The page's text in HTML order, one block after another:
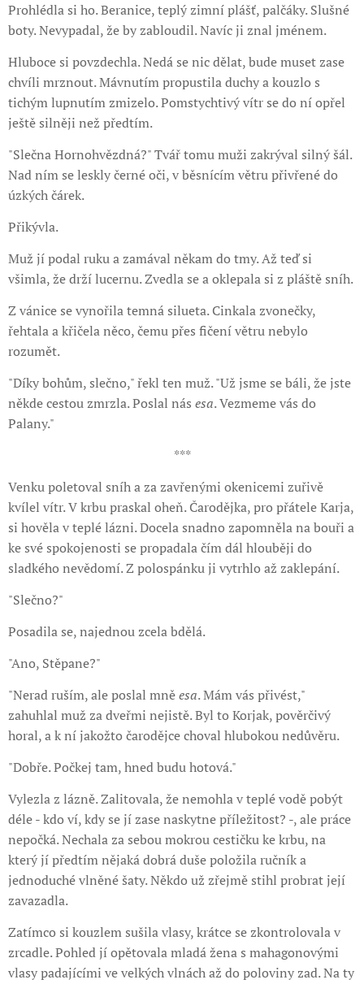
Prohlédla si ho. Beranice, teplý zimní plášť, palčáky. Slušné
boty. Nevypadal, že by zabloudil. Navíc ji znal jménem.
Hluboce si povzdechla. Nedá se nic dělat, bude muset zase
chvíli mrznout. Mávnutím propustila duchy a kouzlo s
tichým lupnutím zmizelo. Pomstychtivý vítr se do ní opřel
ještě silněji než předtím.
"Slečna Hornohvězdná?" Tvář tomu muži zakrýval silný šál.
Nad ním se leskly černé oči, v běsnícím větru přivřené do
úzkých čárek.
Přikývla.
Muž jí podal ruku a zamával někam do tmy. Až teď si
všimla, že drží lucernu. Zvedla se a oklepala si z pláště sníh.
Z vánice se vynořila temná silueta. Cinkala zvonečky,
řehtala a křičela něco, čemu přes fičení větru nebylo
rozumět.
"Díky bohům, slečno," řekl ten muž. "Už jsme se báli, že jste
někde cestou zmrzla. Poslal nás esa. Vezmeme vás do
Palany."
***
Venku poletoval sníh a za zavřenými okenicemi zuřivě
kvílel vítr. V krbu praskal oheň. Čarodějka, pro přátele Karja,
si hověla v teplé lázni. Docela snadno zapomněla na bouři a
ke své spokojenosti se propadala čím dál hlouběji do
sladkého nevědomí. Z polospánku ji vytrhlo až zaklepání.
"Slečno?"
Posadila se, najednou zcela bdělá.
"Ano, Stěpane?"
"Nerad ruším, ale poslal mněesa. Mám vás přivést,"
zahuhlal muž za dveřmi nejistě. Byl to Korjak, pověrčivý
horal, a k ní jakožto čarodějce choval hlubokou nedůvěru.
"Dobře. Počkej tam, hned budu hotová."
Vylezla z lázně. Zalitovala, že nemohla v teplé vodě pobýt
déle - kdo ví, kdy se jí zase naskytne příležitost? -, ale práce
nepočká. Nechala za sebou mokrou cestičku ke krbu, na
který jí předtím nějaká dobrá duše položila ručník a
jednoduché vlněné šaty. Někdo už zřejmě stihl probrat její
zavazadla.
Zatímco si kouzlem sušila vlasy, krátce se zkontrolovala v
zrcadle. Pohled jí opětovala mladá žena s mahagonovými
vlasy padajícími ve velkých vlnách až do poloviny zad. Na ty